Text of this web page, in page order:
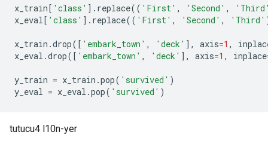
x_train[ 'class' ]. replace(( 'First' , 'Second' ,
x_eval[ 'class' ]. replace(( 'First' , 'Second' , 'Third'
x_train .drop([ 'embark_town' , 'deck' ], axis=1 ,
x_eval .drop([ 'embark_town' , 'deck' ], axis=1 , inplace
y_train = x_train .pop( 'survived' )
y_eval = x_eval .pop( 'survived' )
tutucu4 l10n-yer